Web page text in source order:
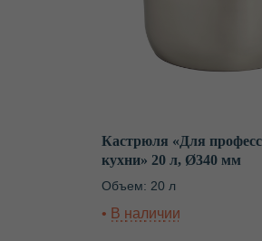
Кастрюля «Для
кухни» 20 л, Ø340 мм
Объем: 20 л